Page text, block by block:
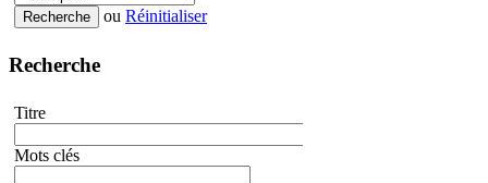
ou Réinitialiser
Recherche
Titre
Mots clés